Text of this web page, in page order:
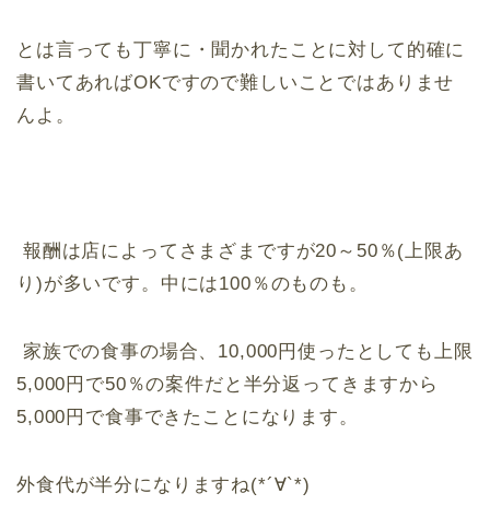
とは言っても丁寧に・聞かれたことに対して的確に
書いてあればOKですので難しいことではありませ
んよ。
報酬は店によってさまざまですが20～50％(上限あ
り)が多いです。中には100％のものも。
家族での食事の場合、10,000円使ったとしても上限
5,000円で50％の案件だと半分返ってきますから
5,000円で食事できたことになります。
外食代が半分になりますね(*´∀`*)